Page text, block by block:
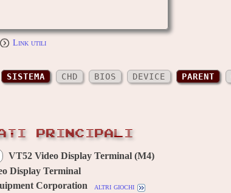
Link utili
SISTEMA CHD BIOS DEVICE PARENT
PRINCIPALI
VT52 Video Display Terminal (M4)
Display Terminal
Corporation altri giochi